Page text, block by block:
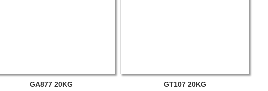
GA877 20KG GT107 20KG